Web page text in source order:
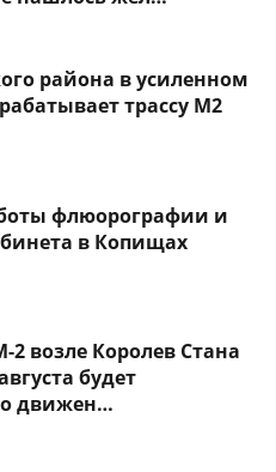
района в усиленном
трассу М2
флюорографии и
в Копищах
2 возле Королев Стана
будет
движен…